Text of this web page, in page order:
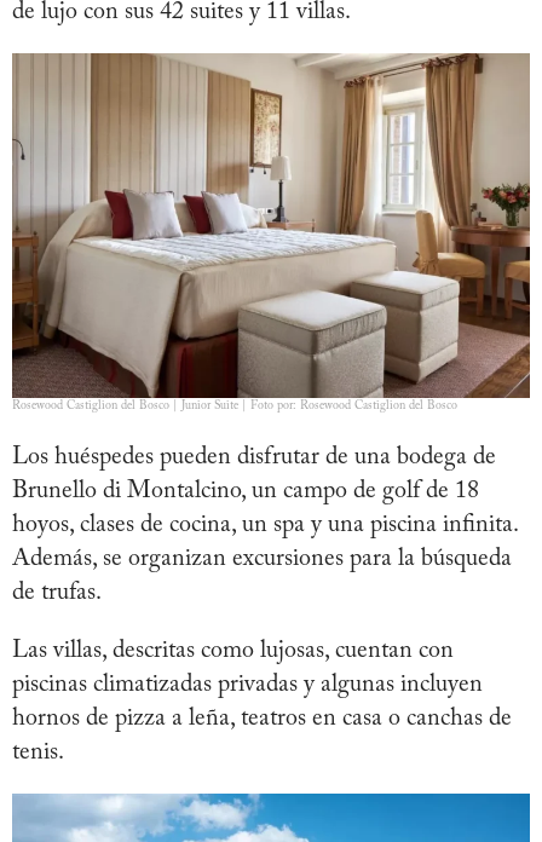
de lujo con sus 42 suites y 11 villas.
Rosewood Castiglion del Bosco | Junior Suite | Foto por: Rosewood Castiglion del Bosco
Los huéspedes pueden disfrutar de una bodega de
Brunello di Montalcino, un campo de golf de 18
hoyos, clases de cocina, un spa y una piscina infinita.
Además, se organizan excursiones para la búsqueda
de trufas.
Las villas, descritas como lujosas, cuentan con
piscinas climatizadas privadas y algunas incluyen
hornos de pizza a leña, teatros en casa o canchas de
tenis.